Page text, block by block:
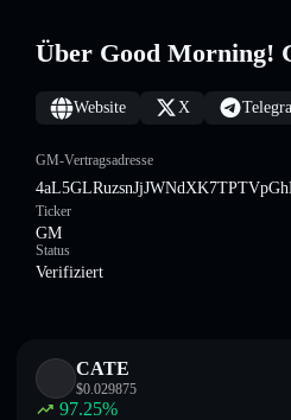
Über Good Morning!
Website X
GM-Vertragsadresse
Ticker
GM
Status
Verifiziert
CATE
$0.029875
97.25%